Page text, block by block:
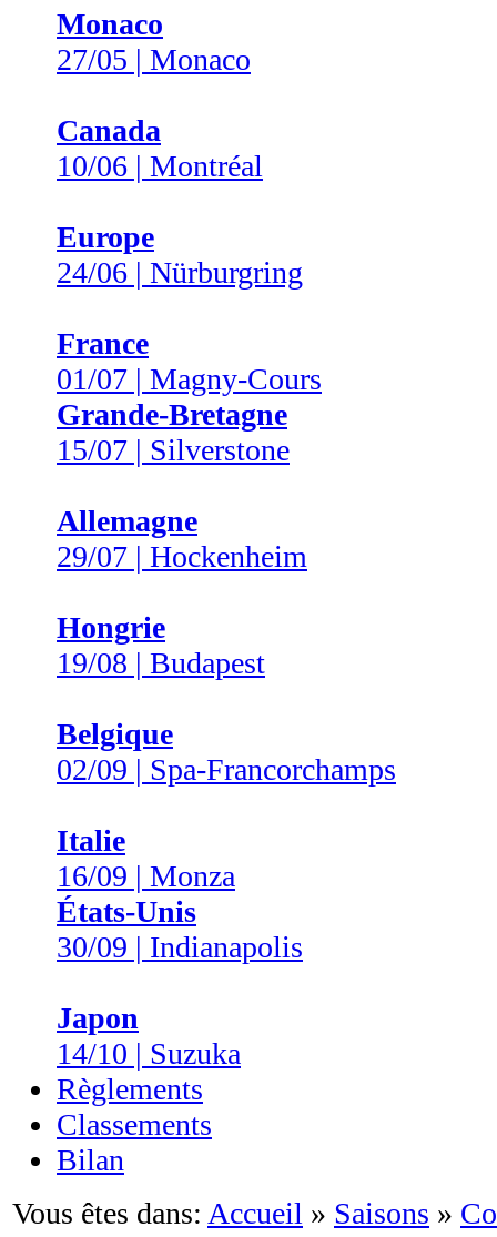
Monaco
27/05 | Monaco
Canada
10/06 | Montréal
Europe
24/06 | Nürburgring
France
01/07 | Magny-Cours
Grande-Bretagne
15/07 | Silverstone
Allemagne
29/07 | Hockenheim
Hongrie
19/08 | Budapest
Belgique
02/09 | Spa-Francorchamps
Italie
16/09 | Monza
États-Unis
30/09 | Indianapolis
Japon
14/10 | Suzuka
Règlements
Classements
Bilan
Vous êtes dans: Accueil » Saisons »